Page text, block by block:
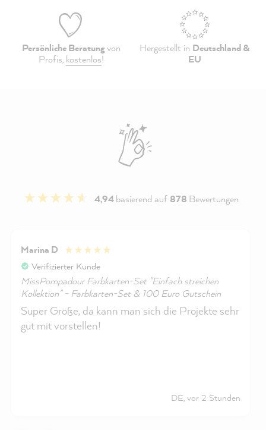
Persönliche Beratungvon
Profis, kostenlos!
Hergestellt in Deutschland &
EU
4,94basierend auf 878 Bewertungen
Marina D
Verifizierter Kunde
MissPompadour Farbkarten-Set "Einfach streichen
Kollektion" - Farbkarten-Set & 100 Euro Gutschein
Super Größe, da kann man sich die Projekte sehr
gut mit vorstellen!
DE, vor 2 Stunden